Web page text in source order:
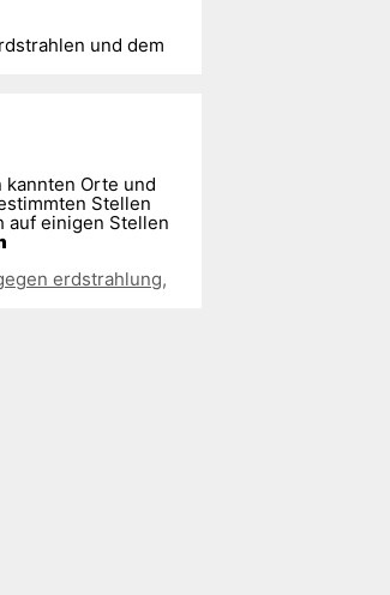
und dem
kannten Orte und
Stellen
auf einigen Stellen
erdstrahlung,